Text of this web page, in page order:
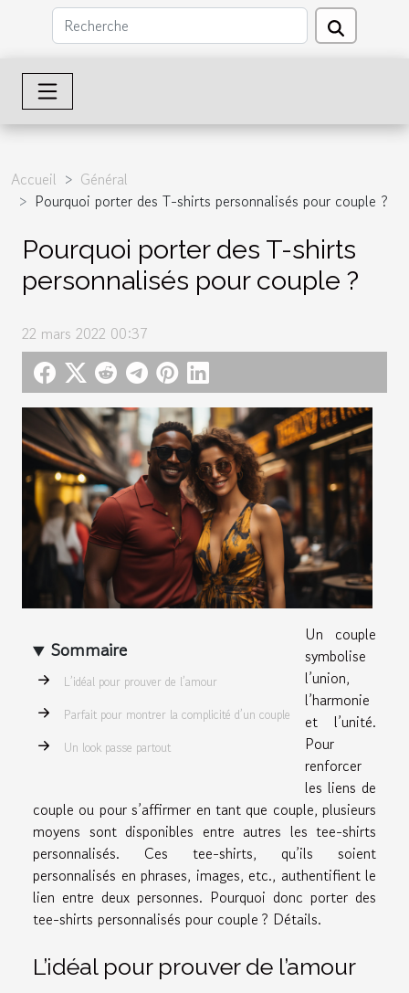
Accueil
Général
Pourquoi porter des T-shirts personnalisés pour couple ?
Pourquoi porter des T-shirts
personnalisés pour couple ?
22 mars 2022 00:37
Sommaire
L’idéal pour prouver de l’amour
Parfait pour montrer la complicité d’un couple
Un look passe partout
Un couple
symbolise
l’union,
l’harmonie
et l’unité.
Pour
renforcer
les liens de
couple ou pour s’affirmer en tant que couple, plusieurs
moyens sont disponibles entre autres les tee-shirts
personnalisés. Ces tee-shirts, qu’ils soient
personnalisés en phrases, images, etc., authentifient le
lien entre deux personnes. Pourquoi donc porter des
tee-shirts personnalisés pour couple ? Détails.
L’idéal pour prouver de l’amour